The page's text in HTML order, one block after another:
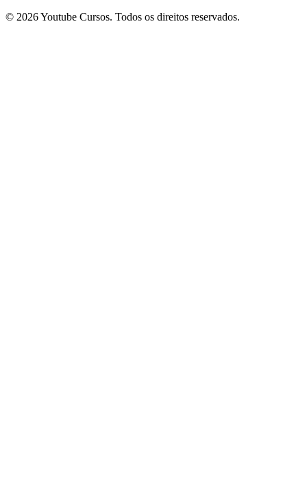
© 2026 Youtube Cursos. Todos os direitos reservados.